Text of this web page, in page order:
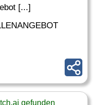
[...]
gefunden